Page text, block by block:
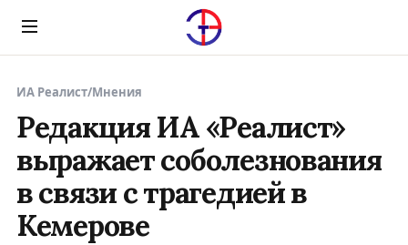
Menu
ИА Реалист/Мнения
Редакция ИА «Реалист»
выражает соболезнования
в связи с трагедией в
Кемерове